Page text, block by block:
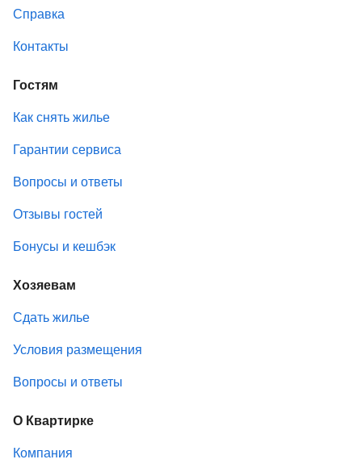
Справка
Контакты
Гостям
Как снять жилье
Гарантии сервиса
Вопросы и ответы
Отзывы гостей
Бонусы и кешбэк
Хозяевам
Сдать жилье
Условия размещения
Вопросы и ответы
О Квартирке
Компания